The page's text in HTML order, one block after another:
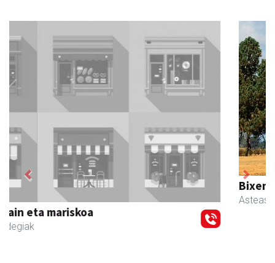
Bixente Otegi Lizaso S. L.
Asteasu - Asfaltoak
Previous Next